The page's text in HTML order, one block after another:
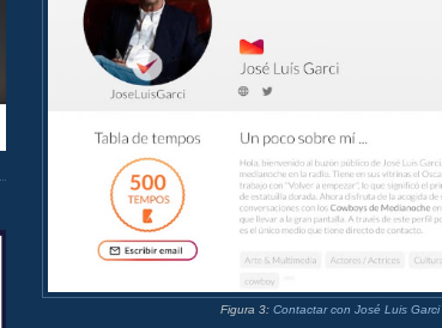
Figura 3: Contactar con José Luis Garci